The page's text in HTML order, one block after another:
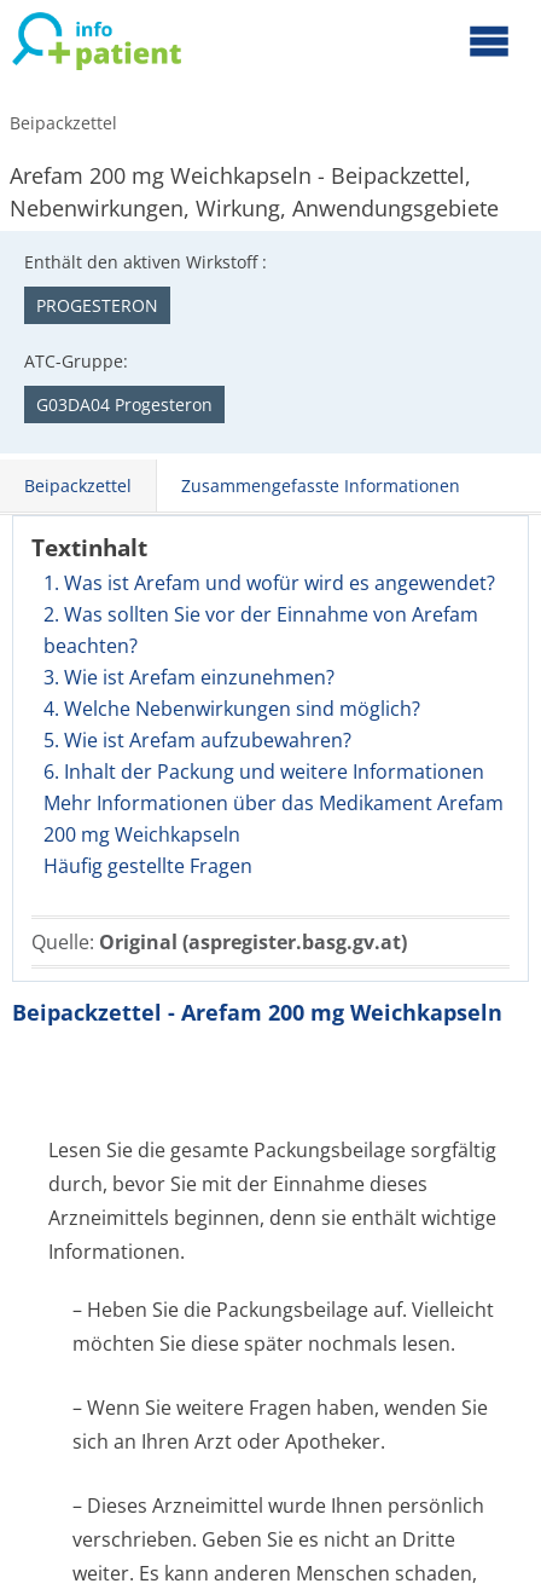
Beipackzettel
Arefam 200 mg Weichkapseln - Beipackzettel,
Nebenwirkungen, Wirkung, Anwendungsgebiete
Enthält den aktiven Wirkstoff :
PROGESTERON
ATC-Gruppe:
G03DA04 Progesteron
Beipackzettel Zusammengefasste Informationen
Textinhalt
1. Was ist Arefam und wofür wird es angewendet?
2. Was sollten Sie vor der Einnahme von Arefam
beachten?
3. Wie ist Arefam einzunehmen?
4. Welche Nebenwirkungen sind möglich?
5. Wie ist Arefam aufzubewahren?
6. Inhalt der Packung und weitere Informationen
Mehr Informationen über das Medikament Arefam
200 mg Weichkapseln
Häufig gestellte Fragen
Quelle: Original (aspregister.basg.gv.at)
Beipackzettel - Arefam 200 mg Weichkapseln
Lesen Sie die gesamte Packungsbeilage sorgfältig
durch, bevor Sie mit der Einnahme dieses
Arzneimittels beginnen, denn sie enthält wichtige
Informationen.
– Heben Sie die Packungsbeilage auf. Vielleicht
möchten Sie diese später nochmals lesen.
– Wenn Sie weitere Fragen haben, wenden Sie
sich an Ihren Arzt oder Apotheker.
– Dieses Arzneimittel wurde Ihnen persönlich
verschrieben. Geben Sie es nicht an Dritte
weiter. Es kann anderen Menschen schaden,